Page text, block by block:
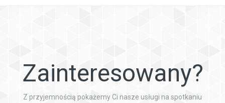
Zainteresowany?
Z przyjemnością pokażemy Ci nasze usługi na spotkaniu